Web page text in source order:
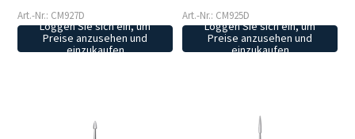
Art.-Nr.: CM927D
Loggen Sie sich ein, um
Preise anzusehen und
einzukaufen
Art.-Nr.: CM925D
Loggen Sie sich ein, um
Preise anzusehen und
einzukaufen